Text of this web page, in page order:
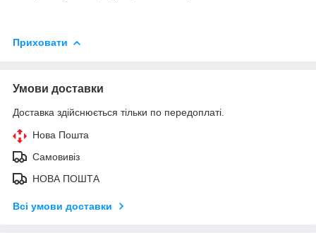
Приховати
Умови доставки
Доставка здійснюється тільки по передоплаті.
Нова Пошта
Самовивіз
НОВА ПОШТА
Всі умови доставки